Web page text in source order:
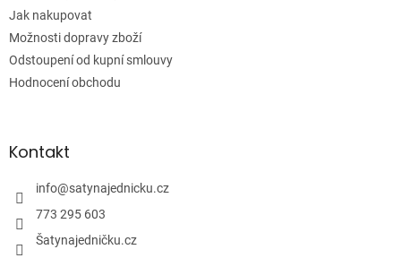
Jak nakupovat
Možnosti dopravy zboží
Odstoupení od kupní smlouvy
Hodnocení obchodu
Kontakt
info@satynajednicku.cz
773 295 603
Šatynajedničku.cz